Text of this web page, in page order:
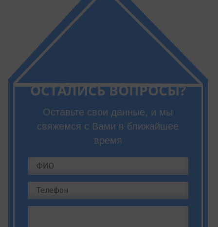
ОСТАЛИСЬ ВОПРОСЫ?
Оставьте свои данные, и мы
свяжемся с Вами в ближайшее
время